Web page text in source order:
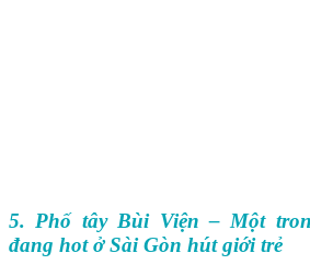
5. Phố tây Bùi Viện – Một
đang hot ở Sài Gòn hút giới trẻ